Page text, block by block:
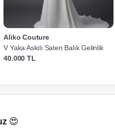
Aliko Couture
V Yaka Askılı Saten Balık Gelinlik
40.000 TL
😍